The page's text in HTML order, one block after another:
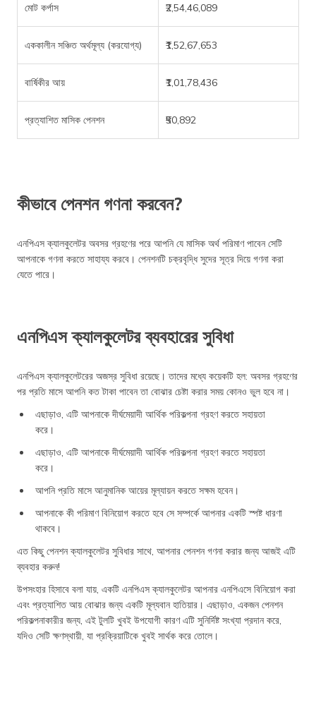
মোট কর্পাস ₹2,54,46,089
এককালীন সঞ্চিত অর্থমূল্য (করযোগ্য) ₹1,52,67,653
বার্ষিকীর আয় ₹1,01,78,436
প্রত্যাশিত মাসিক পেনশন ₹50,892
কীভাবে পেনশন গণনা করবেন?
এনপিএস ক্যালকুলেটর অবসর গ্রহণের পরে আপনি যে মাসিক অর্থ পরিমাণ পাবেন সেটি
আপনাকে গণনা করতে সাহায্য করবে। পেনশনটি চক্রবৃদ্ধি সুদের সূত্র দিয়ে গণনা করা
যেতে পারে।
এনপিএস ক্যালকুলেটর ব্যবহারের সুবিধা
এনপিএস ক্যালকুলেটরের অজস্র সুবিধা রয়েছে। তাদের মধ্যে কয়েকটি হল: অবসর গ্রহণের
পর প্রতি মাসে আপনি কত টাকা পাবেন তা বোঝার চেষ্টা করার সময় কোনও ভুল হবে না।
এছাড়াও, এটি আপনাকে দীর্ঘমেয়াদী আর্থিক পরিকল্পনা গ্রহণ করতে সহায়তা
করে।
এছাড়াও, এটি আপনাকে দীর্ঘমেয়াদী আর্থিক পরিকল্পনা গ্রহণ করতে সহায়তা
করে।
আপনি প্রতি মাসে আনুমানিক আয়ের মূল্যায়ন করতে সক্ষম হবেন।
আপনাকে কী পরিমাণ বিনিয়োগ করতে হবে সে সম্পর্কে আপনার একটি স্পষ্ট ধারণা
থাকবে।
এত কিছু পেনশন ক্যালকুলেটর সুবিধার সাথে, আপনার পেনশন গণনা করার জন্য আজই এটি
ব্যবহার করুন!
উপসংহার হিসাবে বলা যায়, একটি এনপিএস ক্যালকুলেটর আপনার এনপিএসে বিনিয়োগ করা
এবং প্রত্যাশিত আয় বোঝার জন্য একটি মূল্যবান হাতিয়ার। এছাড়াও, একজন পেনশন
পরিকল্পনাকারীর জন্য, এই টুলটি খুবই উপযোগী কারণ এটি সুনির্দিষ্ট সংখ্যা প্রদান করে,
যদিও সেটি ক্ষণস্থায়ী, যা প্রক্রিয়াটিকে খুবই সার্থক করে তোলে।